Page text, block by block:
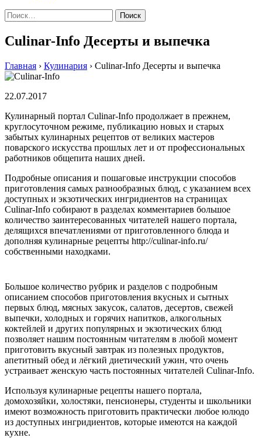
Найти:
Culinar-Info Десерты и выпечка
Главная › Кулинария › Culinar-Info Десерты и выпечка
22.07.2017
Кулинарный портал Culinar-Info продолжает в прежнем,
круглосуточном режиме, публикацию новых и старых
забытых кулинарных рецептов от великих мастеров
поварского искусства прошлых лет и от профессиональных
работников общепита наших дней.
Подробные описания и пошаговые инструкции способов
приготовления самых разнообразных блюд, с указанием всех
доступных и экзотических ингридиентов на страницах
Culinar-Info собирают в разделах комментариев большое
количество заинтересованных читателей нашего портала,
делящихся впечатлениями от приготовленного блюда и
дополняя кулинарные рецепты http://culinar-info.ru/
собственными находками.
Большое количество рубрик и разделов с подробным
описанием способов приготовления вкусных и сытных
первых блюд, мясных закусок, салатов, десертов, свежей
выпечки, холодных и горячих напитков, алкогольных
коктейлей и других популярных и экзотических блюд
позволяет нашим постоянным читателям в любой момент
приготовить вкусный завтрак из полезных продуктов,
апетитный обед и лёгкий диетический ужин, что очень
устраивает женскую часть постоянных читателей Culinar-Info.
Используя кулинарные рецепты нашего портала,
домохозяйки, холостяки, пенсионеры, студенты и школьники
имеют возможность приготовить практически любое юлюдо
из доступных ингридиентов, которые имеются на каждой
кухне.